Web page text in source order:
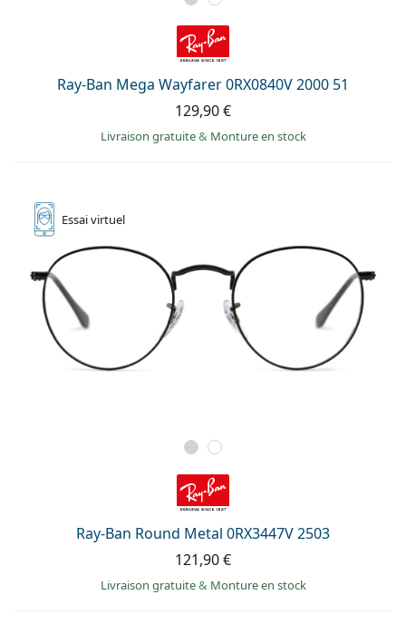
Ray-Ban Mega Wayfarer 0RX0840V 2000 51
129,90 €
Livraison gratuite& Monture en stock
Essaivirtuel
Ray-Ban Round Metal 0RX3447V 2503
121,90 €
Livraison gratuite& Monture en stock